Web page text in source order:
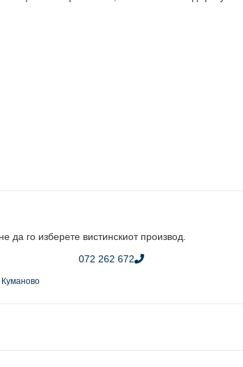
го изберете вистинскиот производ.
072 262 672